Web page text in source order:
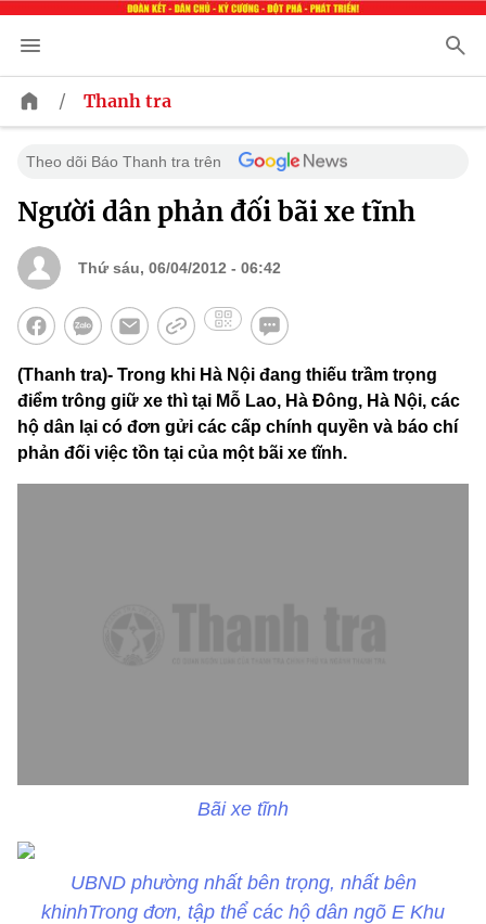
/ Thanh tra
Theo dõi Báo Thanh tra trên
Người dân phản đối bãi xe tĩnh
Thứ sáu, 06/04/2012 - 06:42
(Thanh tra)- Trong khi Hà Nội đang thiếu trầm trọng
điểm trông giữ xe thì tại Mỗ Lao, Hà Đông, Hà Nội, các
hộ dân lại có đơn gửi các cấp chính quyền và báo chí
phản đối việc tồn tại của một bãi xe tĩnh.
Bãi xe tĩnh
UBND phường nhất bên trọng, nhất bên
khinhTrong đơn, tập thể các hộ dân ngõ E Khu